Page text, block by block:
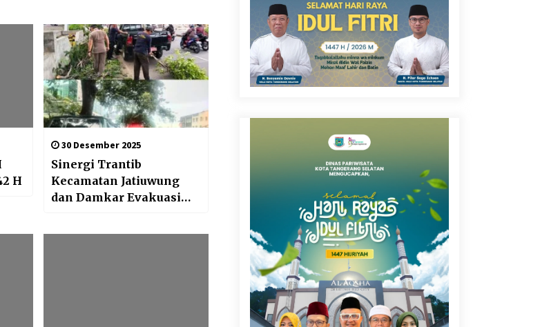
H
30 Desember 2025
Sinergi Trantib
Kecamatan Jatiuwung
dan Damkar Evakuasi
Cuaca Ekstrem